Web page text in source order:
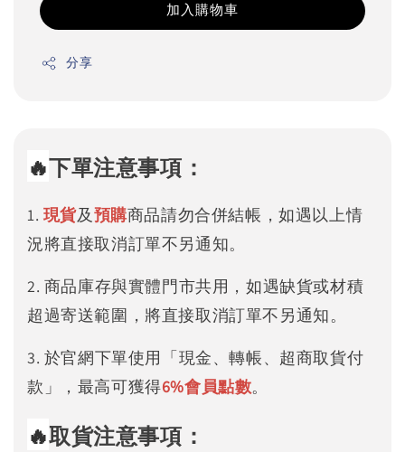
加入購物車
分享
🔥下單注意事項：
1. 現貨及預購商品請勿合併結帳，如遇以上情
況將直接取消訂單不另通知。
2. 商品庫存與實體門市共用，如遇缺貨或材積
超過寄送範圍，將直接取消訂單不另通知。
3. 於官網下單使用「現金、轉帳、超商取貨付
款」，最高可獲得6%會員點數。
🔥取貨注意事項：